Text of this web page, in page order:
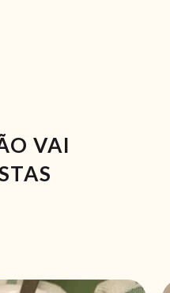
VAI